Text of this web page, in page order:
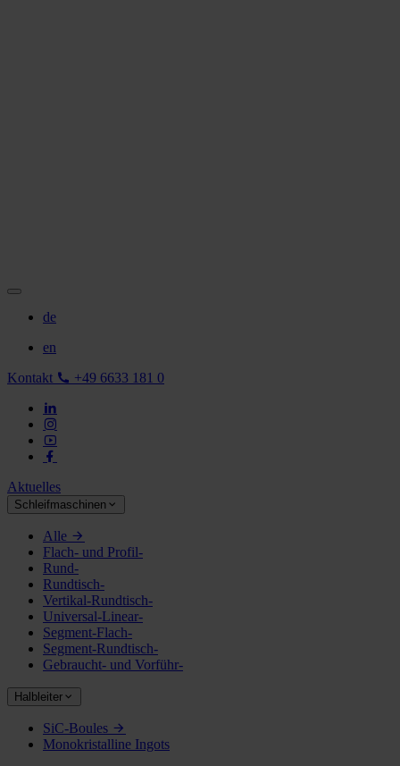
de
en
Kontakt
+49 6633 181 0
Aktuelles
Schleifmaschinen
Alle
Flach- und Profil-
Rund-
Rundtisch-
Vertikal-Rundtisch-
Universal-Linear-
Segment-Flach-
Segment-Rundtisch-
Gebraucht- und Vorführ-
Halbleiter
SiC-Boules
Monokristalline Ingots